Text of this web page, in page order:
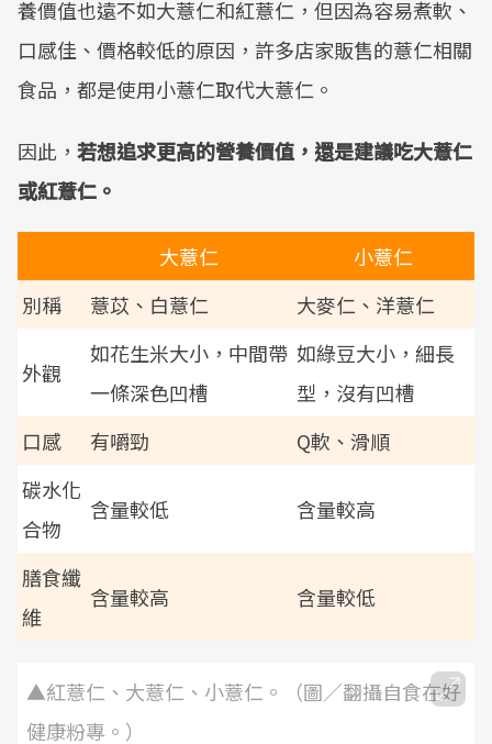
養價值也遠不如大薏仁和紅薏仁，但因為容易煮軟、
口感佳、價格較低的原因，許多店家販售的薏仁相關
食品，都是使用小薏仁取代大薏仁。
因此， 若想追求更高的營養價值，還是建議吃大薏仁
或紅薏仁。
大薏仁
小薏仁
別稱
薏苡、白薏仁 大麥仁、洋薏仁
外觀
如花生米大小，中間帶
一條深色凹槽
如綠豆大小，細長
型，沒有凹槽
口感
有嚼勁
Q軟、滑順
碳水化
合物
含量較低 含量較高
膳食纖
維
含量較高 含量較低
▲紅薏仁、大薏仁、小薏仁。（圖／翻攝自食在好
健康粉專。）